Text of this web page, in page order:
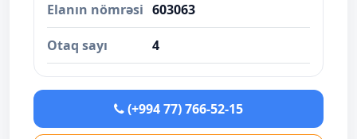
Elanın nömrəsi 603063
Otaq sayı 4
(+994 77) 766-52-15